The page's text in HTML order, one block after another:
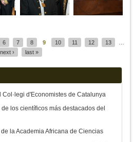
6 7 8 9 10 11 12 13
next ›
last »
d'Economistes de Catalunya
los científicos más destacados del
la Academia Africana de Ciencias